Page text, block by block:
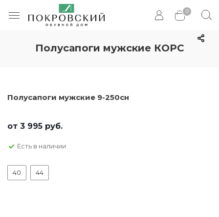
0
Полусапоги мужские КОРС
Полусапоги мужские 9-250сн
от 3 995 руб.
Есть в наличии
40 44